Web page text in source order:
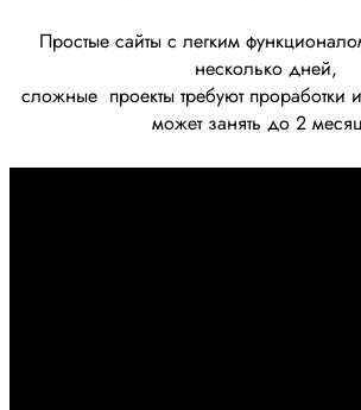
Простые сайты с легким
несколько дней,
сложные проекты требуют проработки
может занять до 2